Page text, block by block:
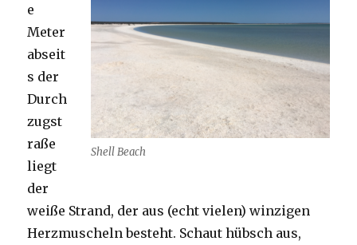
Shell Beach
e
Meter
abseit
s der
Durch
zugst
raße
liegt
der
weiße Strand, der aus (echt vielen) winzigen
Herzmuscheln besteht. Schaut hübsch aus,